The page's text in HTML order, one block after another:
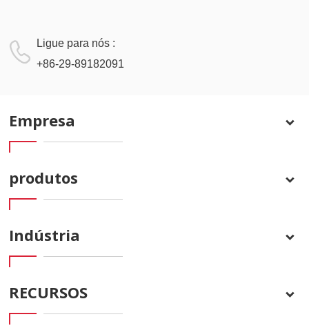
Ligue para nós :
+86-29-89182091
Empresa
produtos
Indústria
RECURSOS